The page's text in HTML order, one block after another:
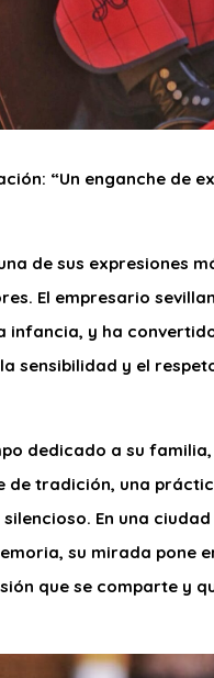
“Un enganche de
de sus expresiones
El empresario
infancia, y ha
sensibilidad y el
dedicado a su
de tradición, una
En una
su mirada pone
que se comparte y